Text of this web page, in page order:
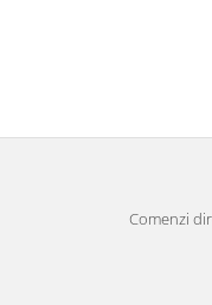
Comenzi